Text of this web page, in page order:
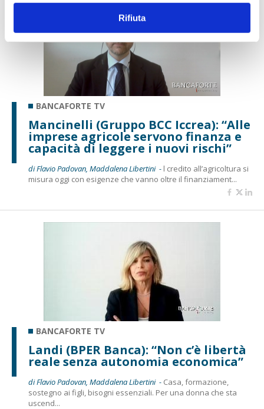
Rifiuta
BANCAFORTE TV
Mancinelli (Gruppo BCC Iccrea): “Alle
imprese agricole servono finanza e
capacità di leggere i nuovi rischi”
di Flavio Padovan, Maddalena Libertini - l credito all’agricoltura si
misura oggi con esigenze che vanno oltre il finanziament...
BANCAFORTE TV
Landi (BPER Banca): “Non c’è libertà
reale senza autonomia economica”
di Flavio Padovan, Maddalena Libertini - Casa, formazione,
sostegno ai figli, bisogni essenziali. Per una donna che sta
uscend...